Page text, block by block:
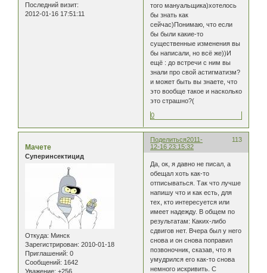
Последний визит:
2012-01-16 17:51:11
того мануальщика)хотелось
бы знать как
сейчас)Понимаю, что если
бы были какие-то
существенные изменения вы
бы написали, но всё же))И
ещё : до встречи с ним вы
знали про свой астигматизм?
и может быть вы знаете, что
это вообще такое и насколько
это страшно?(
0
Поделиться 113
2011-
12-16 23:15:32
Мачете
Суперинсектицид
Откуда: Минск
Зарегистрирован: 2010-01-18
Приглашений: 0
Сообщений: 1642
Уважение: +256
Да, ок, я давно не писал, а
обещал хоть как-то
отписываться. Так что лучше
напишу что и как есть, для
тех, кто интересуется или
имеет надежду. В общем по
результатам: Каких-либо
сдвигов нет. Вчера был у него
снова и он снова поправил
позвоночник, сказав, что я
умудрился его как-то снова
немного искривить. С